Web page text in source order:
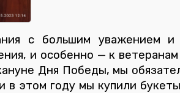
с большим уважением
и особенно — к
Дня Победы, мы
в этом году мы купили